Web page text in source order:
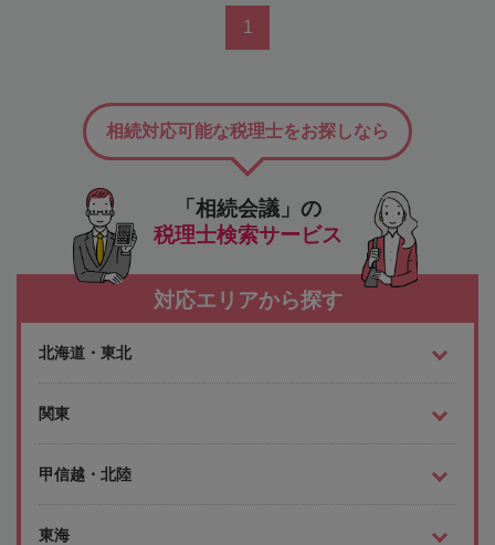
1
「相続会議」の
税理士検索サービス
相続対応可能な税理士をお探しなら
対応エリアから探す
北海道・東北
関東
甲信越・北陸
東海